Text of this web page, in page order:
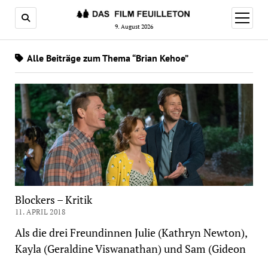
9. August 2026
Menü
öffnen
Alle Beiträge zum Thema “Brian Kehoe”
Blockers – Kritik
11. APRIL 2018
Als die drei Freundinnen Julie (Kathryn Newton),
Kayla (Geraldine Viswanathan) und Sam (Gideon